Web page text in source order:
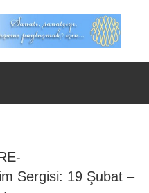
Sergisi: 19 Şubat –